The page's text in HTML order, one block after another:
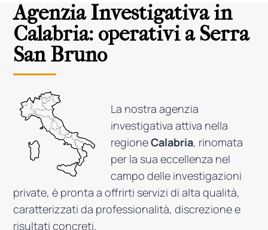
Agenzia Investigativa in
Calabria: operativi a Serra
San Bruno
La nostra agenzia
investigativa attiva nella
regioneCalabria, rinomata
per la sua eccellenza nel
campo delle investigazioni
private, è pronta a offrirti servizi di alta qualità,
caratterizzati da professionalità, discrezione e
risultati concreti.